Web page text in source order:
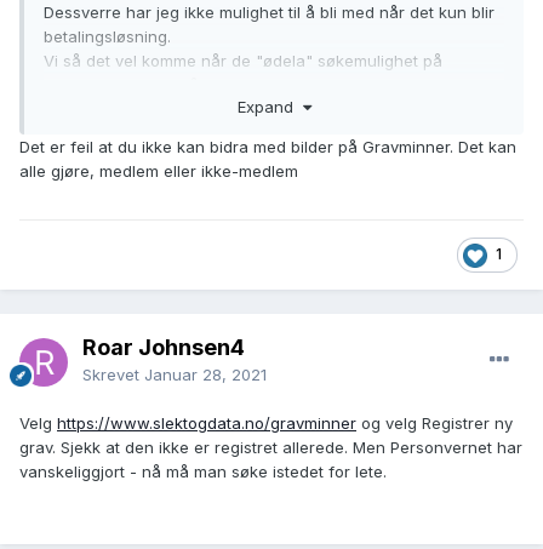
Dessverre har jeg ikke mulighet til å bli med når det kun blir
betalingsløsning.
Vi så det vel komme når de "ødela" søkemulighet på
Så Adjø til Slekt og Data fra meg også! 😪
Expand
Det er feil at du ikke kan bidra med bilder på Gravminner. Det kan
alle gjøre, medlem eller ikke-medlem
1
Roar Johnsen4
Skrevet Januar 28, 2021
Velg https://www.slektogdata.no/gravminner og velg Registrer ny
grav. Sjekk at den ikke er registret allerede. Men Personvernet har
vanskeliggjort - nå må man søke istedet for lete.